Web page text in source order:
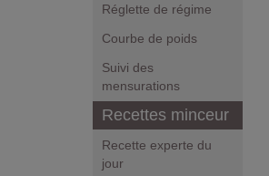
Réglette de régime
Courbe de poids
Suivi des
mensurations
Recettes minceur
Recette experte du
jour